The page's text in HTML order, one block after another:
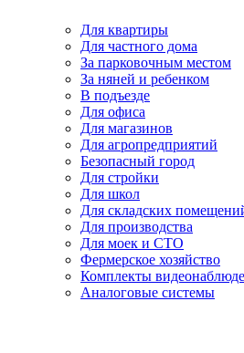
Для квартиры
Для частного дома
За парковочным местом
За няней и ребенком
В подъезде
Для офиса
Для магазинов
Для агропредприятий
Безопасный город
Для стройки
Для школ
Для складских
Для производства
Для моек и СТО
Фермерское хозяйство
Комплекты
Аналоговые системы